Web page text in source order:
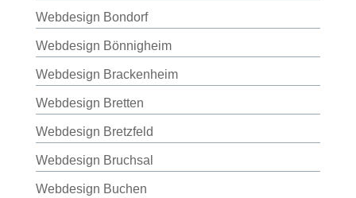
Webdesign Bondorf
Webdesign Bönnigheim
Webdesign Brackenheim
Webdesign Bretten
Webdesign Bretzfeld
Webdesign Bruchsal
Webdesign Buchen